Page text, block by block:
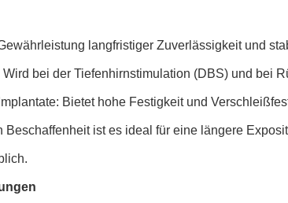
langfristiger Zuverlässigkeit und
bei der Tiefenhirnstimulation (DBS) und bei
Bietet hohe Festigkeit und
Beschaffenheit ist es ideal für eine längere